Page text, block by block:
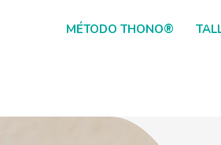
MÉTODO THONO®